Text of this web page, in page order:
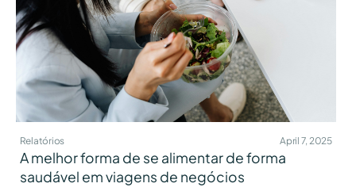
Relatórios April 7, 2025
A melhor forma de se alimentar de forma
saudável em viagens de negócios